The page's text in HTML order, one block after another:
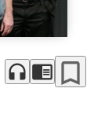
headphones chrome_reader_mode bookmark_border